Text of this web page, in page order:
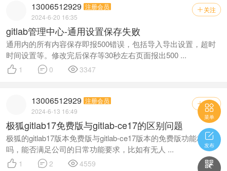
 关注
13006512929 注册会员
2024-6-20 16:35
gitlab管理中心-通用设置保存失败
通用内的所有内容保存即报500错误，包括导入导出设置，超时
时间设置等。修改完后保存等30秒左右页面报出500 ...
 1  0 3347
关注
13006512929 注册会员
2024-6-13 16:49
极狐gitlab17免费版与gitlab-ce17的区别问题
极狐的gitlab17版本免费版与gitlab-ce17版本的免费版功能相同
吗，能否满足公司的日常功能要求，比如有无人 ...
 1  2 4559

菜单

发布
